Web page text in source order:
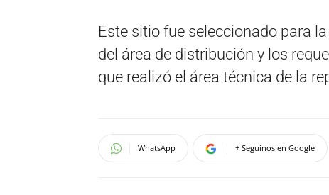
Este sitio fue seleccionado para
del área de distribución y los
que realizó el área técnica de la
WhatsApp + Seguinos en Google